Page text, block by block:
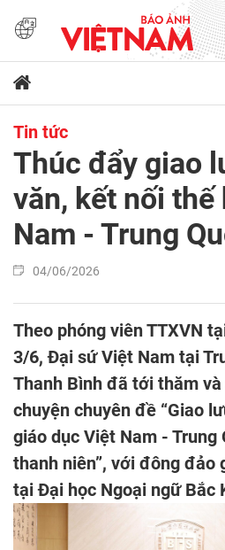
Tin tức
Thúc đẩy giao
văn, kết nối thế
Nam - Trung
04/06/2026
Theo phóng viên TTXVN
3/6, Đại sứ Việt Nam tại
Thanh Bình đã tới thăm
chuyện chuyên đề “Giao
giáo dục Việt Nam - Trung
thanh niên”, với đông đảo
tại Đại học Ngoại ngữ Bắc